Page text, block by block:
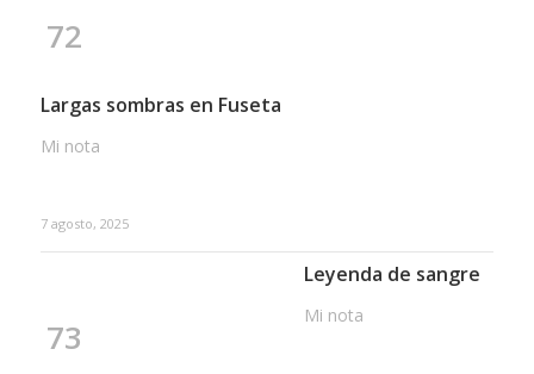
72
Largas sombras en Fuseta
Mi nota
7 agosto, 2025
73
Leyenda de sangre
Mi nota